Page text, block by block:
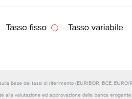
Tasso fisso Tasso variabile
base dei tassi di riferimento (EURIBOR, BCE,
valutazione ed approvazione della banca erogante